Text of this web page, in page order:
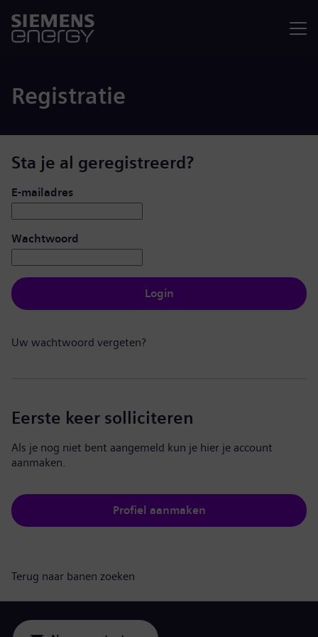
Registratie
Sta je al geregistreerd?
Inloggen: gebruiker en wachtwoord
E-mailadres
Wachtwoord
Login
Uw wachtwoord vergeten?
Eerste keer solliciteren
Als je nog niet bent aangemeld kun je hier je account
aanmaken.
Profiel aanmaken
Terug naar banen zoeken